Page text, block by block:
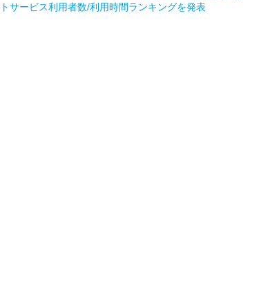
サービス利用者数/利用時間ランキングを発表